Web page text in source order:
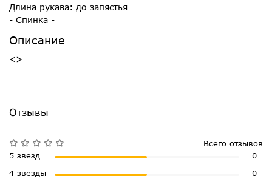
Длина рукава: до запястья
- Спинка -
Описание
<>
Отзывы
Всего отзывов
5 звезд
0
4 звезды
0